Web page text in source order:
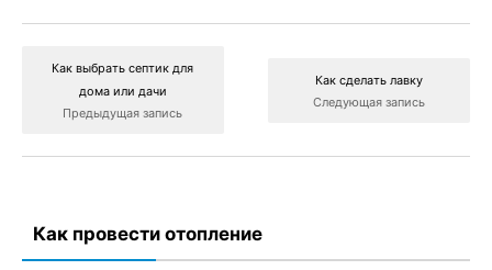
Как выбрать септик для
дома или дачи
Предыдущая запись
Как сделать лавку
Следующая запись
Как провести отопление